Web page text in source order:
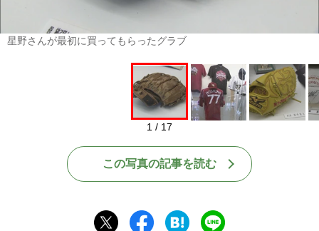
星野さんが最初に買ってもらったグラブ
1 / 17
この写真の記事を読む